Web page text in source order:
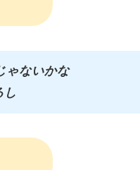
ゃないかな
し